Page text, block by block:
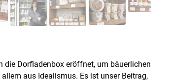
die Dorfladenbox eröffnet, um bäuerlichen
aus Idealismus. Es ist unser Beitrag,